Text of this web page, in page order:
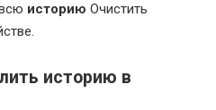
историю Очистить
историю в